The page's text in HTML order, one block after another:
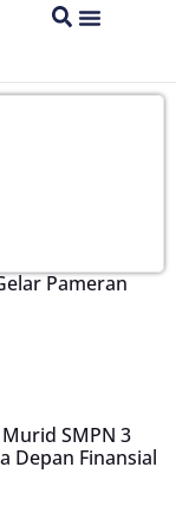
Pameran
SMPN 3
Depan Finansial